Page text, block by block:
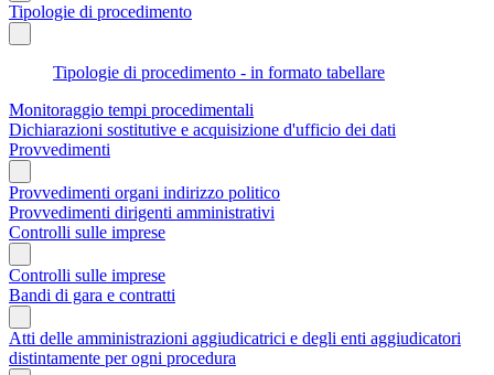
Tipologie di procedimento
Tipologie di procedimento - in formato tabellare
Monitoraggio tempi procedimentali
Dichiarazioni sostitutive e acquisizione d'ufficio dei dati
Provvedimenti
Provvedimenti organi indirizzo politico
Provvedimenti dirigenti amministrativi
Controlli sulle imprese
Controlli sulle imprese
Bandi di gara e contratti
Atti delle amministrazioni aggiudicatrici e degli enti aggiudicatori
distintamente per ogni procedura